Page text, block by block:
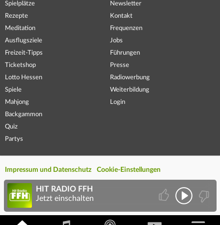
Spielplätze
Rezepte
Meditation
Ausflugsziele
Freizeit-Tipps
Ticketshop
Lotto Hessen
Spiele
Mahjong
Backgammon
Quiz
Partys
Newsletter
Kontakt
Frequenzen
Jobs
Führungen
Presse
Radiowerbung
Weiterbildung
Login
Impressum und Datenschutz Cookie-Einstellungen
HIT RADIO FFH
Jetzt einschalten